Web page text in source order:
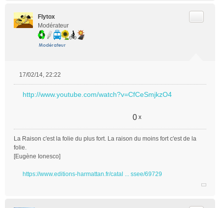
Flytox
Modérateur
17/02/14, 22:22
http://www.youtube.com/watch?v=CfCeSmjkzO4
0 x
La Raison c'est la folie du plus fort. La raison du moins fort c'est de la
folie.
[Eugène Ionesco]
https://www.editions-harmattan.fr/catal ... ssee/69729